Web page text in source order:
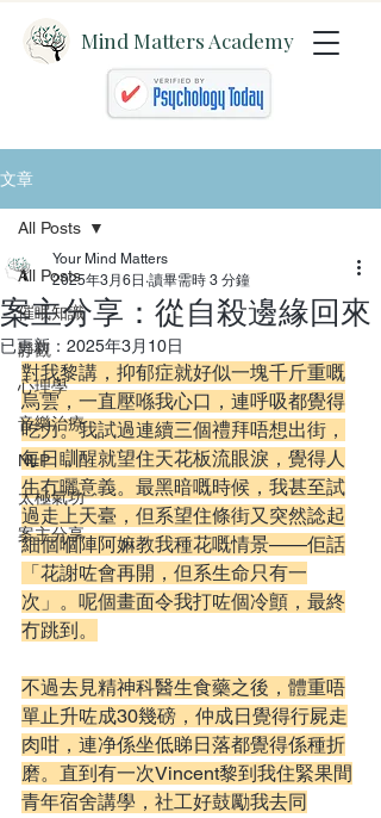
Mind Matters Academy
文章
All Posts
催眠知識
靜觀
心理學
音樂治療
NLP
太極氣功
案主分享
All Posts
案主分享：從自殺邊緣回來
Your Mind Matters
2025年3月6日 讀畢需時 3 分鐘
已更新： 2025年3月10日
對我黎講，抑郁症就好似一塊千斤重嘅
烏雲，一直壓喺我心口，連呼吸都覺得
吃力。我試過連續三個禮拜唔想出街，
每日瞓醒就望住天花板流眼淚，覺得人
生冇曬意義。最黑暗嘅時候，我甚至試
過走上天臺，但系望住條街又突然諗起
細個嗰陣阿嫲教我種花嘅情景——佢話
「花謝咗會再開，但系生命只有一
次」。呢個畫面令我打咗個冷顫，最終
冇跳到。
不過去見精神科醫生食藥之後，體重唔
單止升咗成30幾磅，仲成日覺得行屍走
肉咁，連净係坐低睇日落都覺得係種折
磨。直到有一次Vincent黎到我住緊果間
青年宿舍講學，社工好鼓勵我去同